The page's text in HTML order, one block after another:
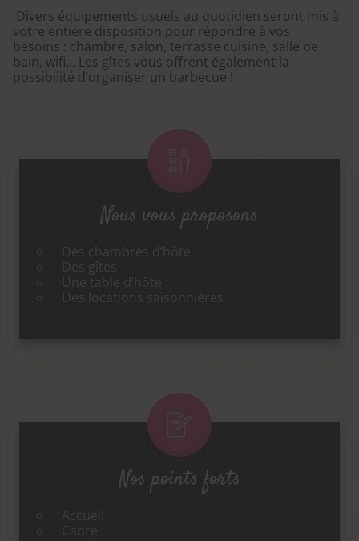
Divers équipements usuels au quotidien seront mis à
votre entière disposition pour répondre à vos
besoins : chambre, salon, terrasse cuisine, salle de
bain, wifi… Les gîtes vous offrent également la
possibilité d’organiser un barbecue !
Nous vous proposons
Des chambres d’hôte
Des gîtes
Une table d’hôte
Des locations saisonnières
Nos points forts
Accueil
Cadre